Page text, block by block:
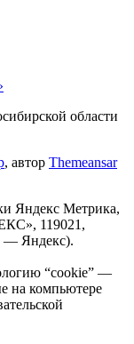
области
, автор Themeansar
Яндекс Метрика,
119021,
— Яндекс).
“cookie” —
на компьютере